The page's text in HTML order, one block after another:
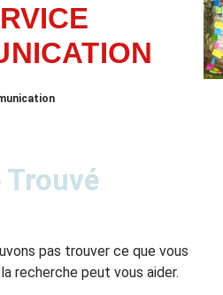
Trouvé
pas trouver ce que vous
recherche peut vous aider.